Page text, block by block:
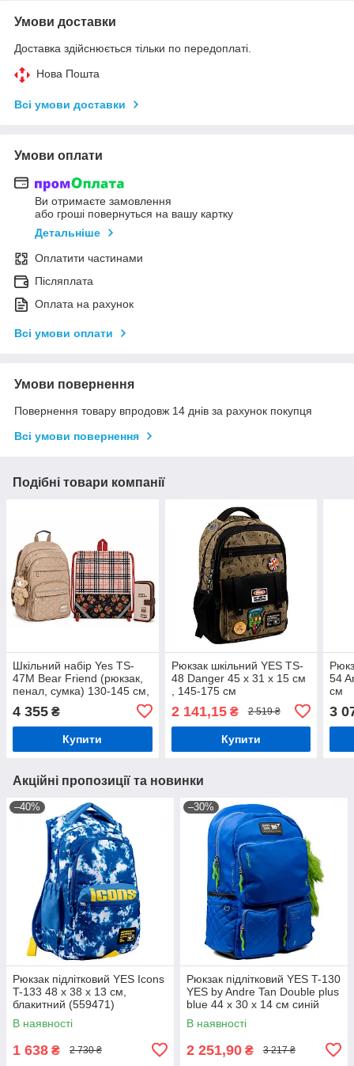
Умови доставки
Доставка здійснюється тільки по передоплаті.
Нова Пошта
Всі умови доставки
Умови оплати
Ви отримаєте замовлення
або гроші повернуться на вашу картку
Детальніше
Оплатити частинами
Післяплата
Оплата на рахунок
Всі умови оплати
Умови повернення
Повернення товару впродовж 14 днів за рахунок покупця
Всі умови повернення
Подібні товари компанії
Шкільний набір Yes TS-
47M Bear Friend (рюкзак,
пенал, сумка) 130-145 см,
4 355 ₴
Купити
Рюкзак шкільний YES TS-
48 Danger 45 х 31 х 15 см
, 145-175 см
2 141,15₴ 2 519 ₴
Купити
54
см
3
Акційні пропозиції та новинки
–40%
Рюкзак підлітковий YES Icons
T-133 48 х 38 х 13 см,
блакитний (559471)
В наявності
1 638 ₴ 2 730 ₴
–30%
Рюкзак підлітковий YES T-130
YES by Andre Tan Double plus
blue 44 x 30 x 14 см синій
(559048)
В наявності
2 251,90 ₴ 3 217 ₴